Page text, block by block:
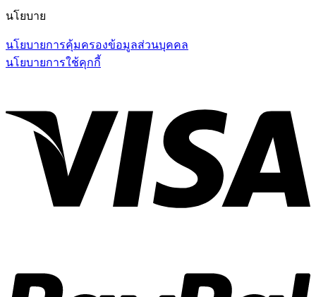
นโยบาย
นโยบายการคุ้มครองข้อมูลส่วนบุคคล
นโยบายการใช้คุกกี้